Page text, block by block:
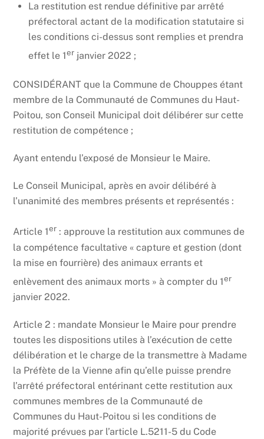
La restitution est rendue définitive par arrêté
préfectoral actant de la modification statutaire si
les conditions ci-dessus sont remplies et prendra
effet le 1er janvier 2022 ;
CONSIDÉRANT que la Commune de Chouppes étant
membre de la Communauté de Communes du Haut-
Poitou, son Conseil Municipal doit délibérer sur cette
restitution de compétence ;
Ayant entendu l’exposé de Monsieur le Maire.
Le Conseil Municipal, après en avoir délibéré à
l’unanimité des membres présents et représentés :
Article 1er : approuve la restitution aux communes de
la compétence facultative « capture et gestion (dont
la mise en fourrière) des animaux errants et
enlèvement des animaux morts » à compter du 1er
janvier 2022.
Article 2 : mandate Monsieur le Maire pour prendre
toutes les dispositions utiles à l’exécution de cette
délibération et le charge de la transmettre à Madame
la Préfète de la Vienne afin qu’elle puisse prendre
l’arrêté préfectoral entérinant cette restitution aux
communes membres de la Communauté de
Communes du Haut-Poitou si les conditions de
majorité prévues par l’article L.5211-5 du Code